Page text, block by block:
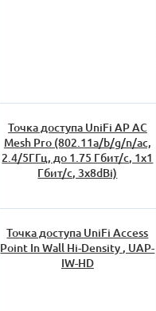
Точка доступа UniFi AP AC
Mesh Pro (802.11a/b/g/n/ac,
2.4/5ГГц, до 1.75 Гбит/с, 1x1
Гбит/с, 3x8dBi)
Точка доступа UniFi Access
Point In Wall Hi-Density , UAP-
IW-HD